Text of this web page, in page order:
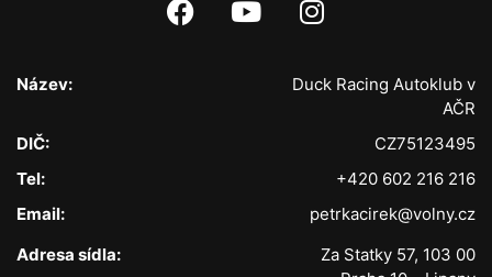
Název:
Duck Racing Autoklub v
AČR
DIČ:
CZ75123495
Tel:
+420 602 216 216
Email:
petrkacirek@volny.cz
Adresa sídla:
Za Statky 57, 103 00